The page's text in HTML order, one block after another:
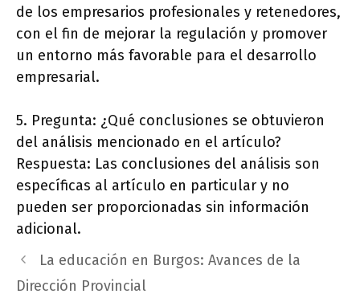
de los empresarios profesionales y retenedores,
con el fin de mejorar la regulación y promover
un entorno más favorable para el desarrollo
empresarial.
5. Pregunta: ¿Qué conclusiones se obtuvieron
del análisis mencionado en el artículo?
Respuesta: Las conclusiones del análisis son
específicas al artículo en particular y no
pueden ser proporcionadas sin información
adicional.
La educación en Burgos: Avances de la
Dirección Provincial